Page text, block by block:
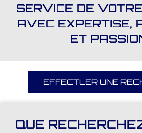
SERVICE DE
AVEC EXPERTISE,
ET
EFFECTUER UNE
QUE